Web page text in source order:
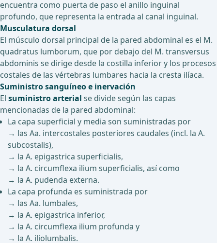
encuentra como puerta de paso el anillo inguinal
profundo, que representa la entrada al canal inguinal.
Musculatura dorsal
El músculo dorsal principal de la pared abdominal es el M.
quadratus lumborum, que por debajo del M. transversus
abdominis se dirige desde la costilla inferior y los procesos
costales de las vértebras lumbares hacia la cresta ilíaca.
Suministro sanguíneo e inervación
El suministro arterial se divide según las capas
mencionadas de la pared abdominal:
La capa superficial y media son suministradas por
→ las Aa. intercostales posteriores caudales (incl. la A.
subcostalis),
→ la A. epigastrica superficialis,
→ la A. circumflexa ilium superficialis, así como
→ la A. pudenda externa.
La capa profunda es suministrada por
→ las Aa. lumbales,
→ la A. epigastrica inferior,
→ la A. circumflexa ilium profunda y
→ la A. iliolumbalis.